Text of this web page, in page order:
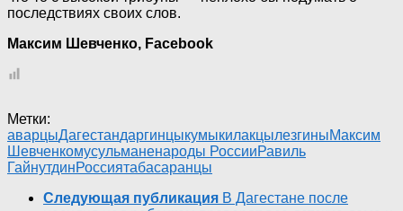
последствиях своих слов.
Максим Шевченко, Facebook
Метки:
аварцыДагестандаргинцыкумыкилакцылезгиныМаксим
Шевченкомусульманенароды РоссииРавиль
ГайнутдинРоссиятабасаранцы
Следующая публикация В Дагестане после